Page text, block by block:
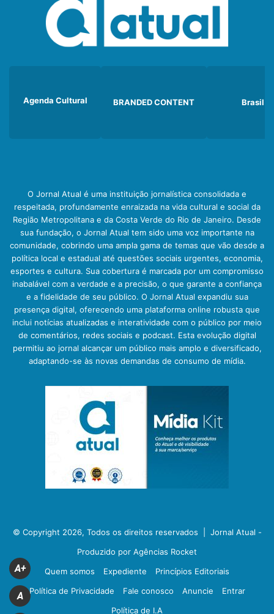
Agenda Cultural BRANDED CONTENT Brasil
O Jornal Atual é uma instituição jornalística consolidada e
respeitada, profundamente enraizada na vida cultural e social da
Região Metropolitana e da Costa Verde do Rio de Janeiro. Desde
sua fundação, o Jornal Atual tem sido uma voz importante na
comunidade, cobrindo uma ampla gama de temas que vão desde a
política local e estadual até questões sociais urgentes, economia,
esportes e cultura. Sua cobertura é marcada por um compromisso
inabalável com a verdade e a precisão, o que garante a confiança
e a fidelidade de seu público. O Jornal Atual expandiu sua
presença digital, oferecendo uma plataforma online robusta que
inclui notícias atualizadas e interatividade com o público por meio
de comentários, redes sociais e podcast. Esta evolução digital
permitiu ao jornal alcançar um público mais amplo e diversificado,
adaptando-se às novas demandas de consumo de mídia.
© Copyright 2026, Todos os direitos reservados | Jornal Atual -
Produzido por Agências Rocket
Quem somos
Expediente
Princípios Editoriais
Política de Privacidade
Fale conosco Anuncie
Entrar
Política de I.A
A+
A